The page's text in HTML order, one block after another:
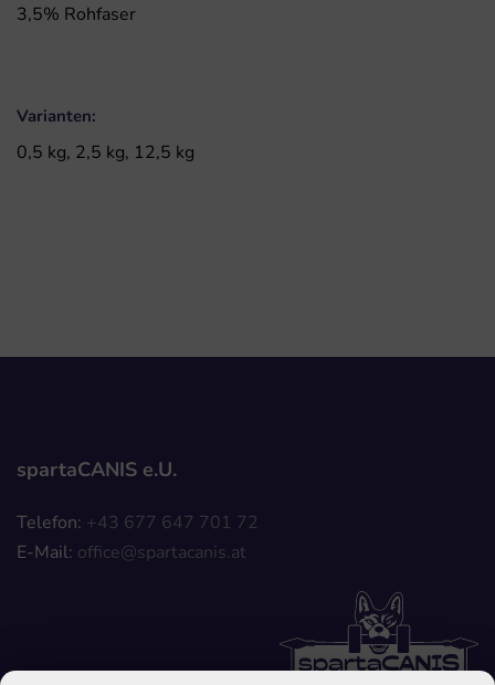
3,5% Rohfaser
Varianten:
0,5 kg, 2,5 kg, 12,5 kg
spartaCANIS e.U.
Telefon: +43 677 647 701 72
E-Mail: